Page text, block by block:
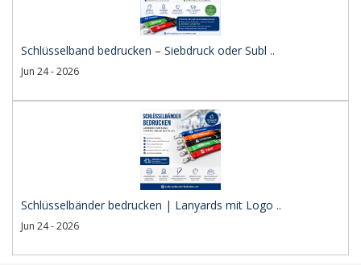
Schlüsselband bedrucken – Siebdruck oder Subl ..
Jun 24 - 2026
Schlüsselbänder bedrucken | Lanyards mit Logo ..
Jun 24 - 2026